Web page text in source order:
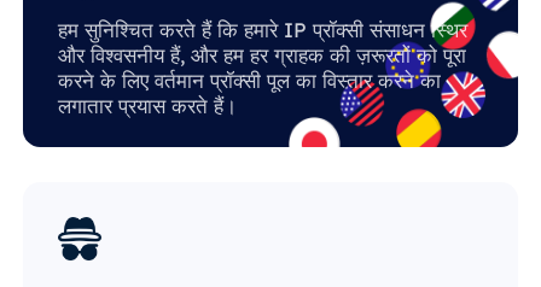
हम सुनिश्चित करते हैं कि हमारे IP प्रॉक्सी संसाधन स्थिर
और विश्वसनीय हैं, और हम हर ग्राहक की ज़रूरतों को पूरा
करने के लिए वर्तमान प्रॉक्सी पूल का विस्तार करने का
लगातार प्रयास करते हैं।